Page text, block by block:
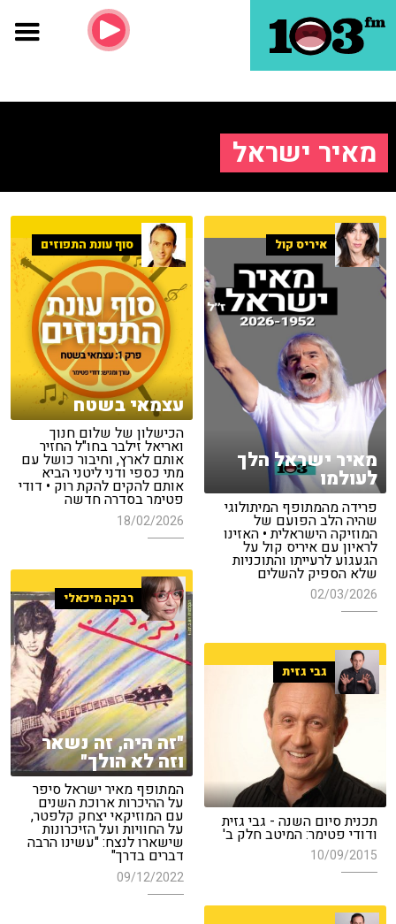
מאיר ישראל
איריס קול
מאיר ישראל הלך
לעולמו
פרידה מהמתופף המיתולוגי
שהיה הלב הפועם של
המוזיקה הישראלית • האזינו
לראיון עם איריס קול על
הגעגוע לרעייתו והתוכניות
שלא הספיק להשלים
02/03/2026
סוף עונת התפוזים
עצמאי בשטח
הכישלון של שלום חנוך
ואריאל זילבר בחו"ל החזיר
אותם לארץ, וחיבור כושל עם
מתי כספי ודני ליטני הביא
אותם להקים להקת רוק • דודי
פטימר בסדרה חדשה
18/02/2026
רבקה מיכאלי
"זה היה, זה נשאר
וזה לא הולך"
המתופף מאיר ישראל סיפר
על ההיכרות ארוכת השנים
עם המוזיקאי יצחק קלפטר,
על החוויות ועל הזיכרונות
שישארו לנצח: "עשינו הרבה
דברים בדרך"
09/12/2022
גבי גזית
תכנית סיום השנה - גבי גזית
ודודי פטימר: המיטב חלק ב'
10/09/2015